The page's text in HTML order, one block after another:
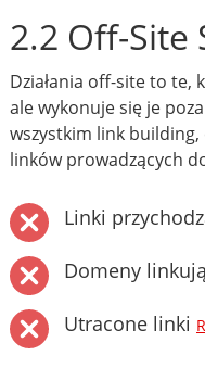
2.2 Off-Site
Działania off-site to te,
ale wykonuje się je
wszystkim link
linków prowadzących
Linki
Domeny
Utracone linki